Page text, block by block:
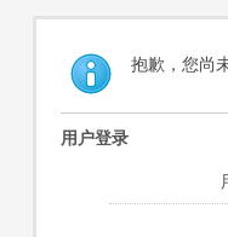
抱歉，您尚
用户登录